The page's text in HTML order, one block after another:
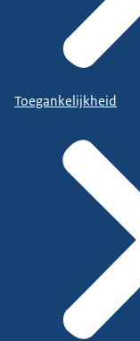
Toegankelijkheid